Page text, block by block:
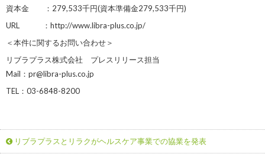
資本金 ：279,533千円(資本準備金279,533千円)
URL ：http://www.libra-plus.co.jp/
＜本件に関するお問い合わせ＞
リブラプラス株式会社 プレスリリース担当
Mail：pr@libra-plus.co.jp
TEL：03-6848-8200
リブラプラスとリラクがヘルスケア事業での協業を発表